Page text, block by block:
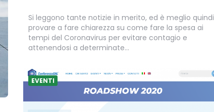
Si leggono tante notizie in merito, ed è meglio quindi
provare a fare chiarezza su come fare la spesa ai
tempi del Coronavirus per evitare contagio e
attenendosi a determinate…
EVENTI